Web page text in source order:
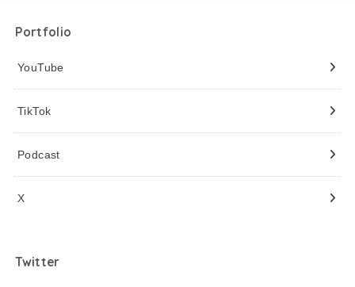
Portfolio
YouTube
TikTok
Podcast
X
Twitter